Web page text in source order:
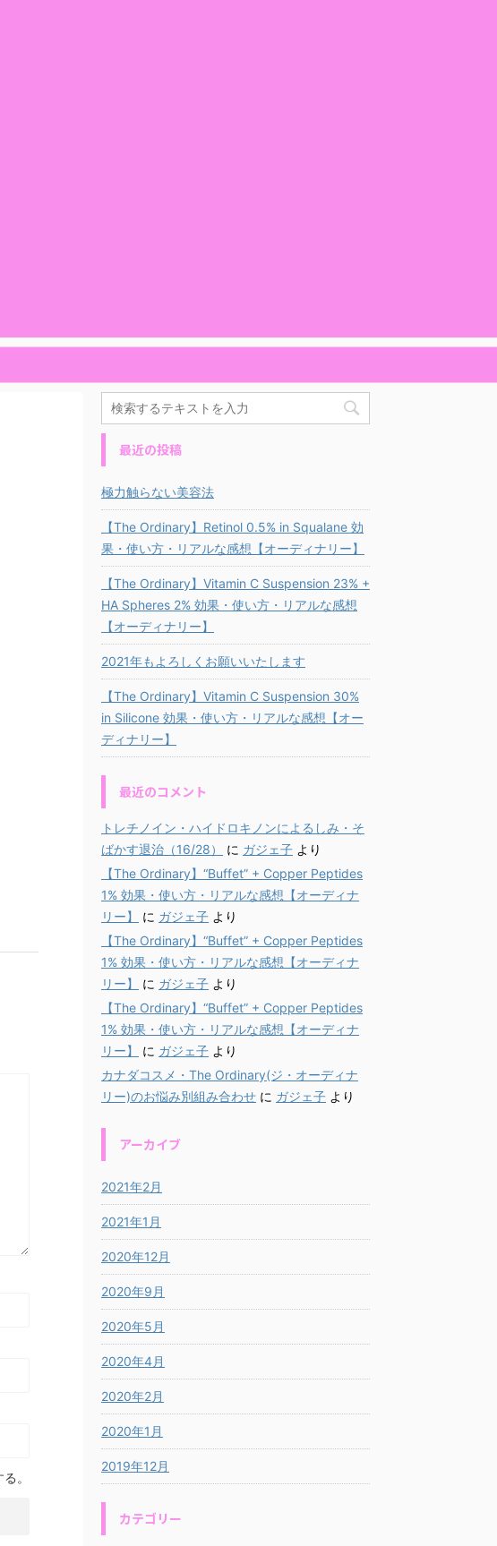
。
最近の投稿
極力触らない美容法
【The Ordinary】Retinol 0.5% in Squalane 効
果・使い方・リアルな感想【オーディナリー】
【The Ordinary】Vitamin C Suspension 23% +
HA Spheres 2% 効果・使い方・リアルな感想
【オーディナリー】
2021年もよろしくお願いいたします
【The Ordinary】Vitamin C Suspension 30%
in Silicone 効果・使い方・リアルな感想【オー
ディナリー】
最近のコメント
トレチノイン・ハイドロキノンによるしみ・そ
ばかす退治（16/28）
に ガジェ子 より
【The Ordinary】“Buffet” + Copper Peptides
1% 効果・使い方・リアルな感想【オーディナ
リー】
に ガジェ子 より
【The Ordinary】“Buffet” + Copper Peptides
1% 効果・使い方・リアルな感想【オーディナ
リー】
に ガジェ子 より
【The Ordinary】“Buffet” + Copper Peptides
1% 効果・使い方・リアルな感想【オーディナ
リー】
に ガジェ子 より
カナダコスメ・The Ordinary(ジ・オーディナ
リー)のお悩み別組み合わせ に ガジェ子 より
アーカイブ
2021年2月
2021年1月
2020年12月
2020年9月
2020年5月
2020年4月
2020年2月
2020年1月
2019年12月
カテゴリー